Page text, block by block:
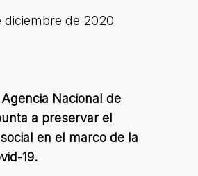
diciembre de 2020
Nacional de
a preservar el
en el marco de la
19.